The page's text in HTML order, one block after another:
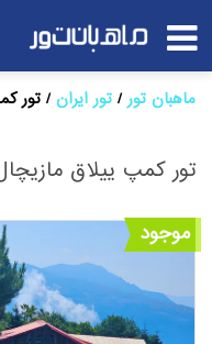
ماهبان تور تور ایران تور
تور کمپ ییلاق
موجود